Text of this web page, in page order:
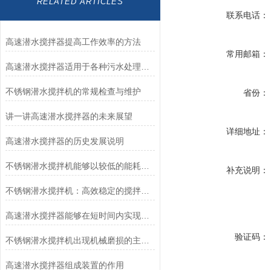
高速潜水搅拌器提高工作效率的方法
不锈钢潜水搅拌机的常规检查与维护
讲一讲高速潜水搅拌器的未来展望
高速潜水搅拌器的历史发展说明
不锈钢潜水搅拌机：高效稳定的搅拌产品
高速潜水搅拌器能够在短时间内实现高强度的搅拌和混合
高速潜水搅拌器组成装置的作用
联系电话：
常用邮箱：
省份：
详细地址：
补充说明：
验证码：